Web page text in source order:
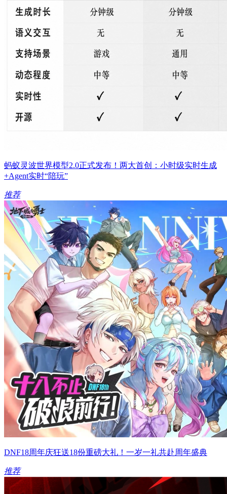
蚂蚁灵波世界模型2.0正式发布！两大首创：小时级实时生成
+Agent实时“陪玩”
推荐
DNF18周年庆狂送18份重磅大礼！一岁一礼共赴周年盛典
推荐